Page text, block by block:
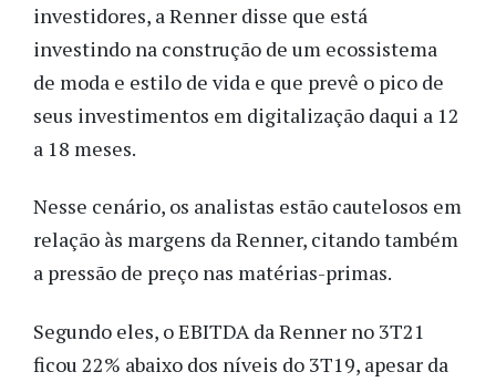
investidores, a Renner disse que está
investindo na construção de um ecossistema
de moda e estilo de vida e que prevê o pico de
seus investimentos em digitalização daqui a 12
a 18 meses.
Nesse cenário, os analistas estão cautelosos em
relação às margens da Renner, citando também
a pressão de preço nas matérias-primas.
Segundo eles, o EBITDA da Renner no 3T21
ficou 22% abaixo dos níveis do 3T19, apesar da